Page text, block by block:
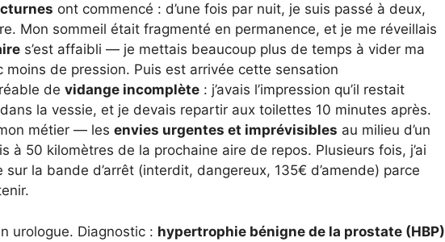
ont commencé : d’une fois par nuit, je suis passé à deux,
Mon sommeil était fragmenté en permanence, et je me réveillais
s’est affaibli — je mettais beaucoup plus de temps à vider ma
moins de pression. Puis est arrivée cette sensation
de vidange incomplète : j’avais l’impression qu’il restait
la vessie, et je devais repartir aux toilettes 10 minutes après.
métier — les envies urgentes et imprévisibles au milieu d’un
à 50 kilomètres de la prochaine aire de repos. Plusieurs fois, j’ai
sur la bande d’arrêt (interdit, dangereux, 135€ d’amende) parce
urologue. Diagnostic : hypertrophie bénigne de la prostate (HBP)